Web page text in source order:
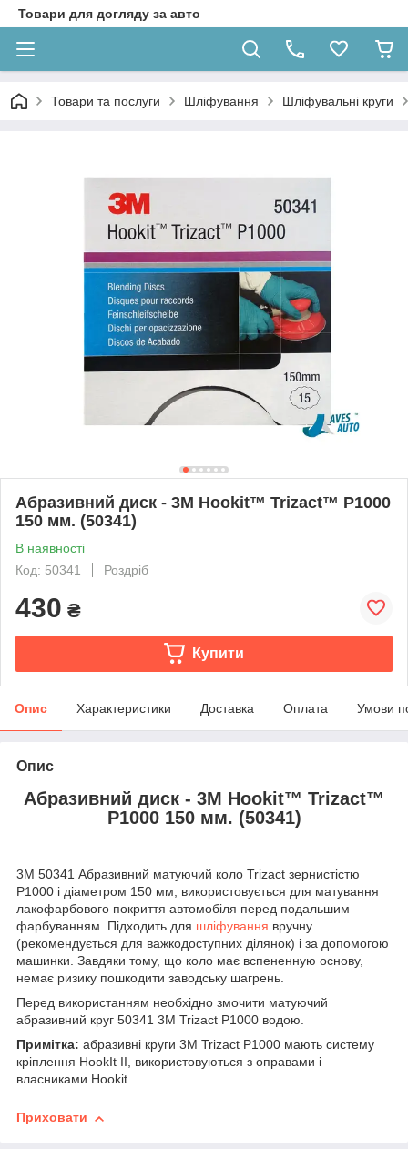
Товари для догляду за авто
Товари та послуги Шліфування Шліфувальні круги
Абразивний диск - 3M Hookit™ Trizact™ P1000
150 мм. (50341)
В наявності
Код: 50341
Роздріб
430 ₴
Купити
Опис Характеристики Доставка Оплата Умови
Опис
Абразивний диск - 3M Hookit™ Trizact™
P1000 150 мм. (50341)
3M 50341 Абразивний матуючий коло Trizact зернистістю
P1000 і діаметром 150 мм, використовується для матування
лакофарбового покриття автомобіля перед подальшим
фарбуванням. Підходить для шліфування вручну
(рекомендується для важкодоступних ділянок) і за допомогою
машинки. Завдяки тому, що коло має вспененную основу,
немає ризику пошкодити заводську шагрень.
Перед використанням необхідно змочити матуючий
абразивний круг 50341 3M Trizact P1000 водою.
Примітка: абразивні круги 3M Trizact P1000 мають систему
кріплення HookIt II, використовуються з оправами і
власниками Hookit.
Приховати